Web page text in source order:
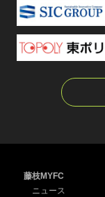
藤枝MYFC
ニュース